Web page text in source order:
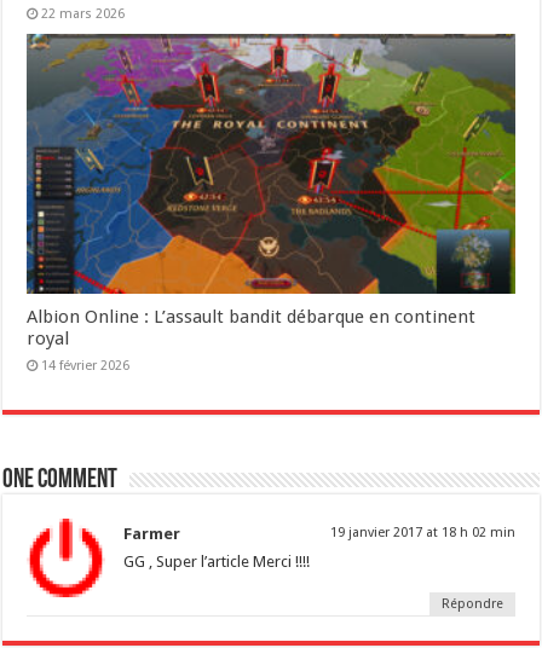
22 mars 2026
Albion Online : L’assault bandit débarque en continent
royal
14 février 2026
One comment
Farmer 19 janvier 2017 at 18 h 02 min
GG , Super l’article Merci !!!!
Répondre